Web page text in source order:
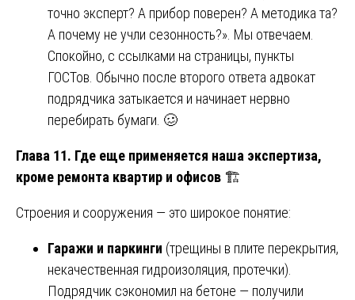
точно эксперт? А прибор поверен? А методика та?
А почему не учли сезонность?». Мы отвечаем.
Спокойно, с ссылками на страницы, пункты
ГОСТов. Обычно после второго ответа адвокат
подрядчика затыкается и начинает нервно
перебирать бумаги. 🥴
Глава 11. Где еще применяется наша экспертиза,
кроме ремонта квартир и офисов 🏗️
Строения и сооружения — это широкое понятие:
Гаражи и паркинги (трещины в плите перекрытия,
некачественная гидроизоляция, протечки).
Подрядчик сэкономил на бетоне — получили